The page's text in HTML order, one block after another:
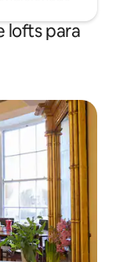
lofts para